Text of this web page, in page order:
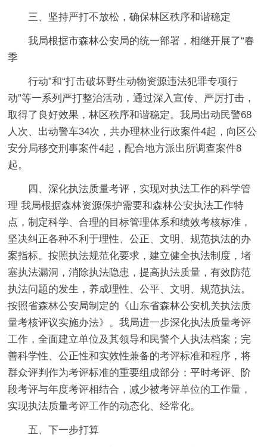
三、坚持严打不放松，确保林区秩序和谐稳定
我局根据市森林公安局的统一部署，相继开展了“春
季
行动”和“打击破坏野生动物资源违法犯罪专项行
动”等一系列严打整治活动，通过深入宣传、严厉打击，
取得了良好效果，林区秩序和谐稳定。我局出动民警68
人次、出动警车34次，共办理林业行政案件4起，向区公
安分局移交刑事案件4起，配合地方派出所调查案件8
起。
四、深化执法质量考评，实现对执法工作的科学管
理 我局根据森林资源保护需要和森林公安执法工作特
点，制定科学、合理的目标管理体系和绩效考核标准，
坚决纠正各种不利于理性、公正、文明、规范执法的办
案指标。按照执法规范化要求，建立健全执法制度，堵
塞执法漏洞，消除执法隐患，提高执法质量，有效防范
执法问题的发生，养成理性、公平、文明、规范执法。
按照省森林公安局制定的《山东省森林公安机关执法质
量考核评议实施办法》。我局进一步深化执法质量考评
工作，全面建立单位及其领导和民警个人执法档案；完
善科学性、公正性和实效性兼备的考评标准和程序，将
群众评判作为考评标准的重要组成部分；平时考评、阶
段考评与年度考评相结合，减少被考评单位的工作量，
实现执法质量考评工作的动态化、经常化。
五、下一步打算